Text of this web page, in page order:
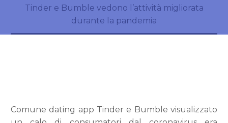
Tinder e Bumble vedono l’attività migliorata
durante la pandemia
Comune dating app Tinder e Bumble visualizzato